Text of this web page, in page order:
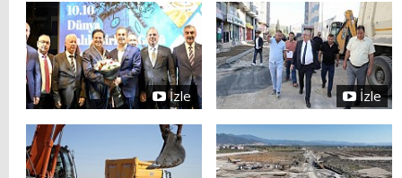
İzle İzle